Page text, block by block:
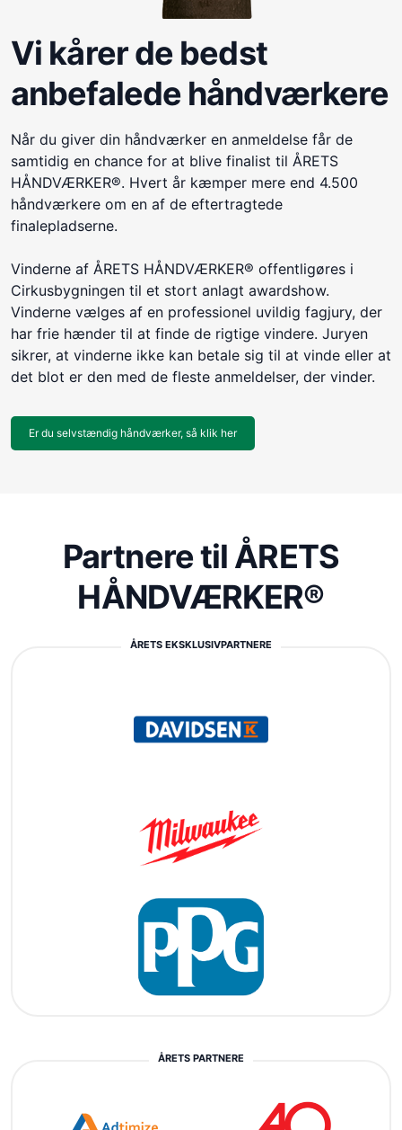
Vi kårer de bedst
anbefalede håndværkere
Når du giver din håndværker en anmeldelse får de
samtidig en chance for at blive finalist til ÅRETS
HÅNDVÆRKER®. Hvert år kæmper mere end 4.500
håndværkere om en af de eftertragtede
finalepladserne.
Vinderne af ÅRETS HÅNDVÆRKER® offentligøres i
Cirkusbygningen til et stort anlagt awardshow.
Vinderne vælges af en professionel uvildig fagjury, der
har frie hænder til at finde de rigtige vindere. Juryen
sikrer, at vinderne ikke kan betale sig til at vinde eller at
det blot er den med de fleste anmeldelser, der vinder.
Er du selvstændig håndværker, så klik her
Partnere til ÅRETS
HÅNDVÆRKER®
ÅRETS EKSKLUSIVPARTNERE
ÅRETS PARTNERE